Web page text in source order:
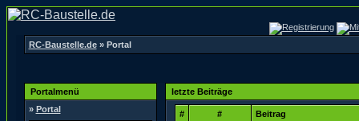
RC-Baustelle.de» Portal
Portalmenü
» Portal
letzte Beiträge
# # Beitrag